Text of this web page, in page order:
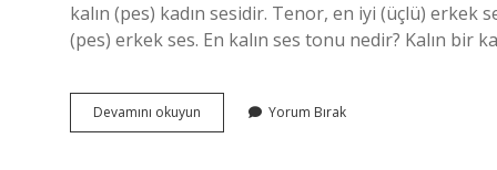
kalın (pes) kadın sesidir. Tenor, en iyi (üçlü)
(pes) erkek ses. En kalın ses tonu nedir? Kalın bir
Devamını okuyun Soprano
Sanatçısı
Yorum Bırak